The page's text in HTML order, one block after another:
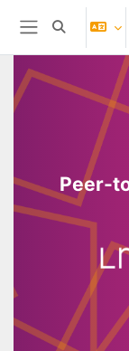
Zum Hauptinhalt
Website-
Blöcke
Peer-